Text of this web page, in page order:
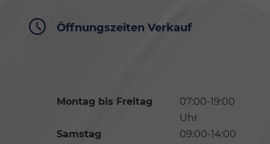
Öffnungszeiten Verkauf
Montag bis Freitag
07:00-19:00
Uhr
Samstag
09:00-14:00